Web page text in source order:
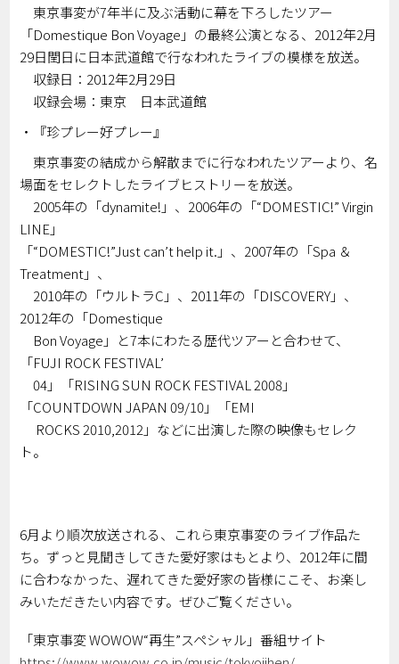
東京事変が7年半に及ぶ活動に幕を下ろしたツアー
「Domestique Bon Voyage」の最終公演となる、2012年2月
29日閏日に日本武道館で行なわれたライブの模様を放送。
収録日：2012年2月29日
収録会場：東京 日本武道館
・『珍プレー好プレー』
東京事変の結成から解散までに行なわれたツアーより、名
場面をセレクトしたライブヒストリーを放送。
2005年の「dynamite!」、2006年の「“DOMESTIC!” Virgin
LINE」
「“DOMESTIC!”Just can’t help it.」、2007年の「Spa ＆
Treatment」、
2010年の「ウルトラC」、2011年の「DISCOVERY」、
2012年の「Domestique
Bon Voyage」と7本にわたる歴代ツアーと合わせて、
「FUJI ROCK FESTIVAL’
04」「RISING SUN ROCK FESTIVAL 2008」
「COUNTDOWN JAPAN 09/10」「EMI
ROCKS 2010,2012」などに出演した際の映像もセレク
ト。
6月より順次放送される、これら東京事変のライブ作品た
ち。ずっと見聞きしてきた愛好家はもとより、2012年に間
に合わなかった、遅れてきた愛好家の皆様にこそ、お楽し
みいただきたい内容です。ぜひご覧ください。
「東京事変 WOWOW“再生”スペシャル」番組サイト